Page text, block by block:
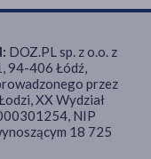
DOZ.PL sp. z o.o. z
94-406 Łódź,
przez
XX Wydział
NIP
18 725